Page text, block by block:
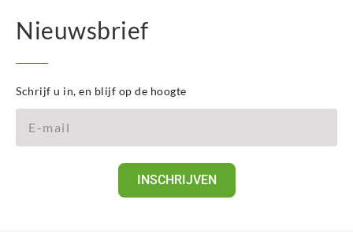
Nieuwsbrief
Schrijf u in, en blijf op de hoogte
INSCHRIJVEN